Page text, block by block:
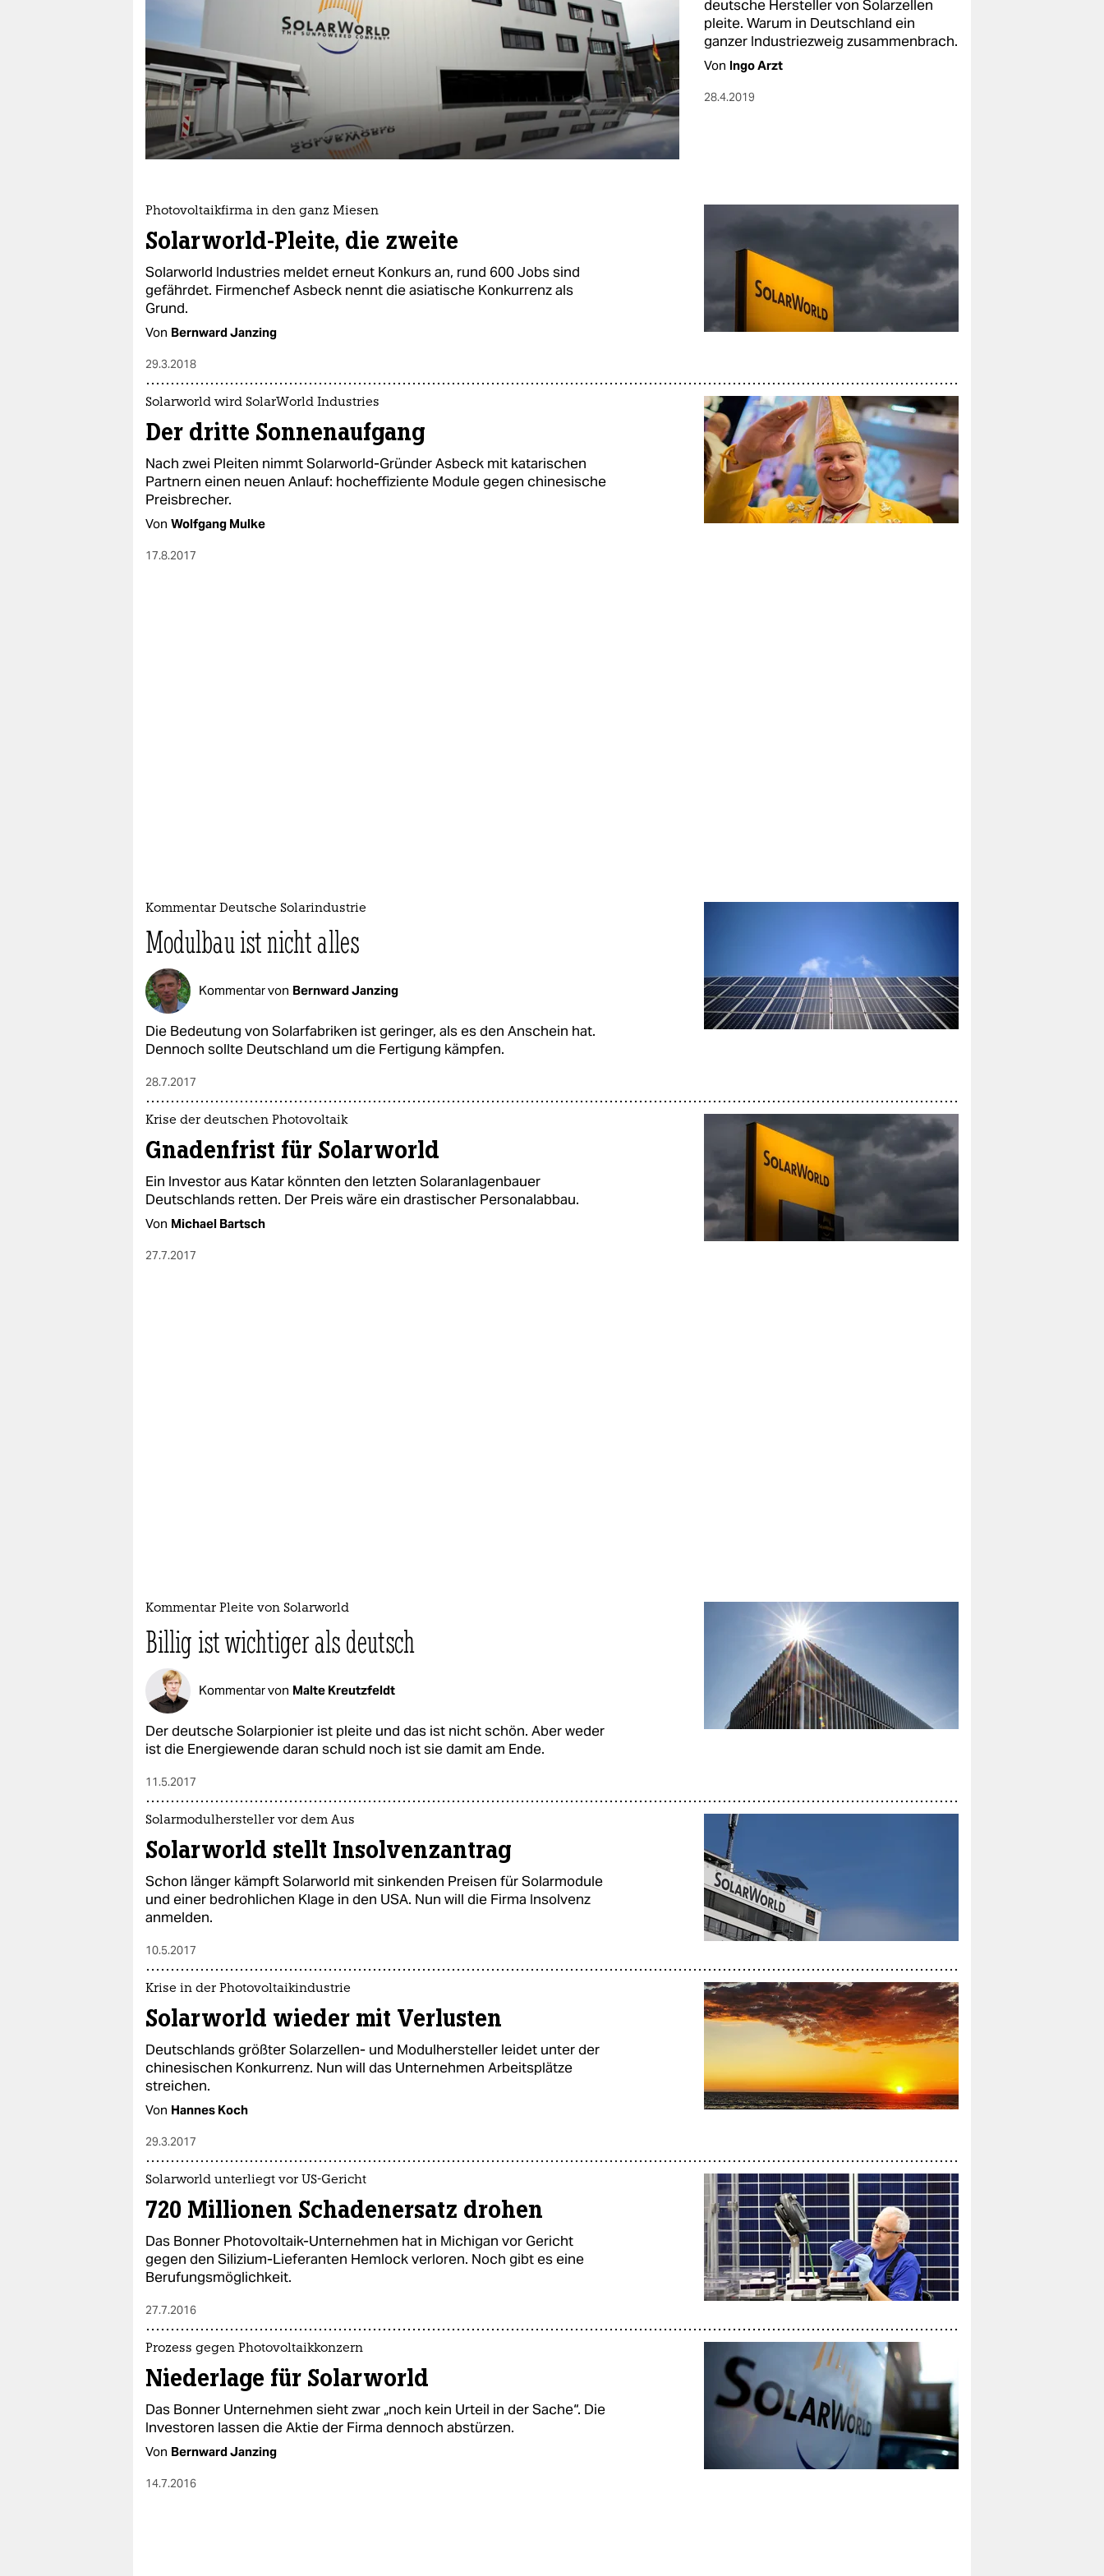
nord
wahrheit
verlag
verlag
shop
fragen & hilfe
unterstützen
abo
genossenschaft
epaper login
deutsche Hersteller von Solarzellen
pleite. Warum in Deutschland ein
ganzer Industriezweig zusammenbrach.
Von Ingo Arzt
28.4.2019
Photovoltaikfirma in den ganz Miesen
Solarworld-Pleite, die zweite
Solarworld Industries meldet erneut Konkurs an, rund 600 Jobs sind
gefährdet. Firmenchef Asbeck nennt die asiatische Konkurrenz als
Grund.
Von Bernward Janzing
29.3.2018
Solarworld wird SolarWorld Industries
Der dritte Sonnenaufgang
Nach zwei Pleiten nimmt Solarworld-Gründer Asbeck mit katarischen
Partnern einen neuen Anlauf: hocheffiziente Module gegen chinesische
Preisbrecher.
Von Wolfgang Mulke
17.8.2017
Kommentar Deutsche Solarindustrie
Modulbau ist nicht alles
Kommentar von Bernward Janzing
Die Bedeutung von Solarfabriken ist geringer, als es den Anschein hat.
Dennoch sollte Deutschland um die Fertigung kämpfen.
28.7.2017
Krise der deutschen Photovoltaik
Gnadenfrist für Solarworld
Ein Investor aus Katar könnten den letzten Solaranlagenbauer
Deutschlands retten. Der Preis wäre ein drastischer Personalabbau.
Von Michael Bartsch
27.7.2017
Kommentar Pleite von Solarworld
Billig ist wichtiger als deutsch
Kommentar von Malte Kreutzfeldt
Der deutsche Solarpionier ist pleite und das ist nicht schön. Aber weder
ist die Energiewende daran schuld noch ist sie damit am Ende.
11.5.2017
Solarmodulhersteller vor dem Aus
Solarworld stellt Insolvenzantrag
Schon länger kämpft Solarworld mit sinkenden Preisen für Solarmodule
und einer bedrohlichen Klage in den USA. Nun will die Firma Insolvenz
anmelden.
10.5.2017
Krise in der Photovoltaikindustrie
Solarworld wieder mit Verlusten
Deutschlands größter Solarzellen- und Modulhersteller leidet unter der
chinesischen Konkurrenz. Nun will das Unternehmen Arbeitsplätze
streichen.
Von Hannes Koch
29.3.2017
Solarworld unterliegt vor US-Gericht
720 Millionen Schadenersatz drohen
Das Bonner Photovoltaik-Unternehmen hat in Michigan vor Gericht
gegen den Silizium-Lieferanten Hemlock verloren. Noch gibt es eine
Berufungsmöglichkeit.
27.7.2016
Prozess gegen Photovoltaikkonzern
Niederlage für Solarworld
Das Bonner Unternehmen sieht zwar „noch kein Urteil in der Sache“. Die
Investoren lassen die Aktie der Firma dennoch abstürzen.
Von Bernward Janzing
14.7.2016